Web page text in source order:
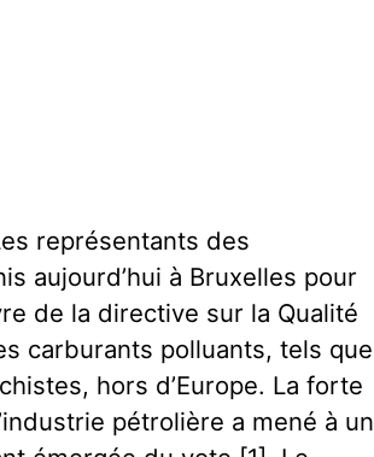
représentants des
aujourd’hui à Bruxelles pour
de la directive sur la Qualité
carburants polluants, tels que
hors d’Europe. La forte
pétrolière a mené à un